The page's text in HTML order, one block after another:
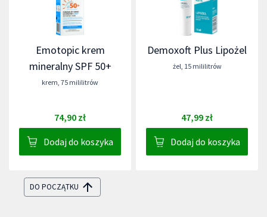
Emotopic krem
mineralny SPF 50+
krem 75 mililitrów
74,90 zł
Dodaj do koszyka
Demoxoft Plus Lipożel
żel 15 mililitrów
47,99 zł
Dodaj do koszyka
DO POCZĄTKU